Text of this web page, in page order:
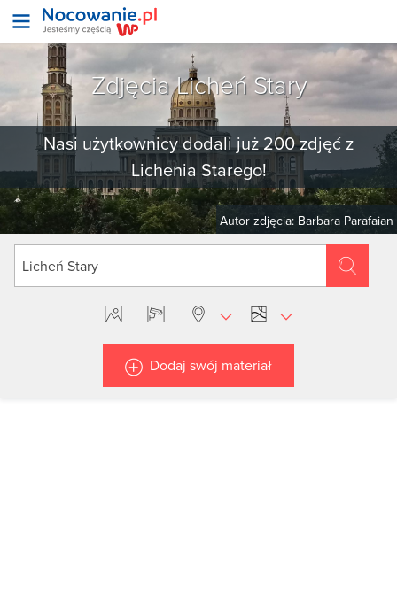
Zdjęcia Licheń Stary
Nasi użytkownicy dodali już 200 zdjęć z
Lichenia Starego!
Autor zdjęcia: Barbara Parafaian
Dodaj swój materiał